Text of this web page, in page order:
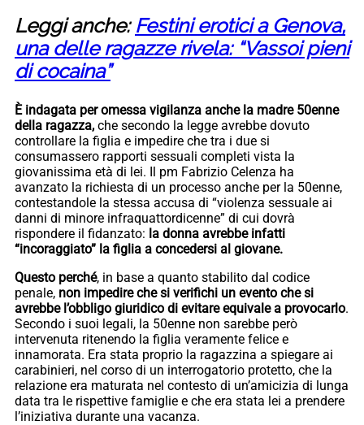
Leggi anche: Festini erotici a Genova,
una delle ragazze rivela: “Vassoi pieni
di cocaina”
È indagata per omessa vigilanza anche la madre 50enne
della ragazza, che secondo la legge avrebbe dovuto
controllare la figlia e impedire che tra i due si
consumassero rapporti sessuali completi vista la
giovanissima età di lei. Il pm Fabrizio Celenza ha
avanzato la richiesta di un processo anche per la 50enne,
contestandole la stessa accusa di “violenza sessuale ai
danni di minore infraquattordicenne” di cui dovrà
rispondere il fidanzato: la donna avrebbe infatti
“incoraggiato” la figlia a concedersi al giovane.
Questo perché, in base a quanto stabilito dal codice
penale, non impedire che si verifichi un evento che si
avrebbe l’obbligo giuridico di evitare equivale a provocarlo.
Secondo i suoi legali, la 50enne non sarebbe però
intervenuta ritenendo la figlia veramente felice e
innamorata. Era stata proprio la ragazzina a spiegare ai
carabinieri, nel corso di un interrogatorio protetto, che la
relazione era maturata nel contesto di un’amicizia di lunga
data tra le rispettive famiglie e che era stata lei a prendere
l’iniziativa durante una vacanza.